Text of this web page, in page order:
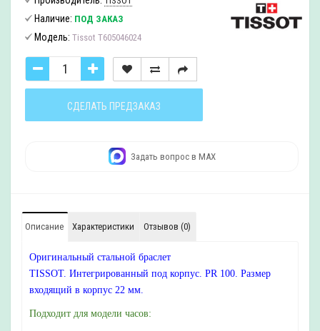
Наличие: ПОД ЗАКАЗ
Модель: Tissot T605046024
СДЕЛАТЬ ПРЕДЗАКАЗ
Задать вопрос в MAX
Описание Характеристики Отзывов (0)
Оригинальный стальной браслет
TISSOT. Интегрированный под корпус. PR 100. Размер
входящий в корпус 22 мм.
Подходит для модели часов: